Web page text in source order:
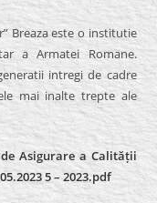
Breaza este o institutie
a Armatei Romane.
intregi de cadre
mai inalte trepte ale
Asigurare a Calității
5 – 2023.pdf